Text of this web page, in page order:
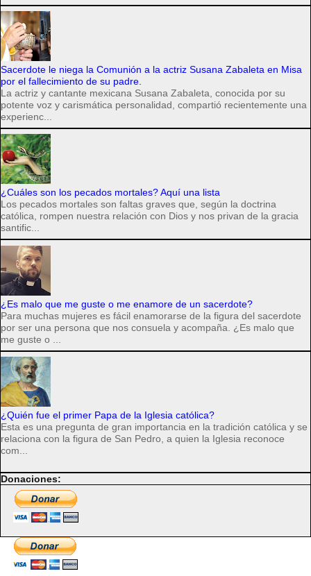
Sacerdote le niega la Comunión a la actriz Susana Zabaleta en Misa
por el fallecimiento de su padre.
La actriz y cantante mexicana Susana Zabaleta, conocida por su
potente voz y carismática personalidad, compartió recientemente una
experienc...
¿Cuáles son los pecados mortales? Aquí una lista
Los pecados mortales son faltas graves que, según la doctrina
católica, rompen nuestra relación con Dios y nos privan de la gracia
santific...
¿Es malo que me guste o me enamore de un sacerdote?
Para muchas mujeres es fácil enamorarse de la figura del sacerdote
por ser una persona que nos consuela y acompaña. ¿Es malo que
me guste o ...
¿Quién fue el primer Papa de la Iglesia católica?
Esta es una pregunta de gran importancia en la tradición católica y se
relaciona con la figura de San Pedro, a quien la Iglesia reconoce
com...
Donaciones: